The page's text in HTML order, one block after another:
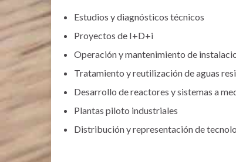
Estudios y diagnósticos técnicos
Proyectos de I+D+i
Operación y mantenimiento de
Tratamiento y reutilización de aguas
Desarrollo de reactores y sistemas a
Plantas piloto industriales
Distribución y representación de